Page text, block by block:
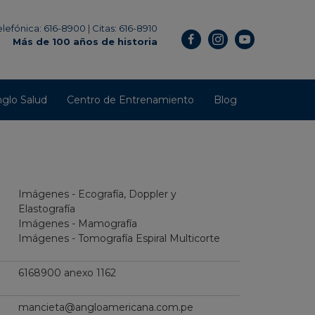
616-8900 | Citas: 616-8910
Más de 100 años de historia
Salud Centro de Entrenamiento Blog
Imágenes - Ecografía, Doppler y
Elastografía
Imágenes - Mamografía
Imágenes - Tomografía Espiral Multicorte
6168900 anexo 1162
mancieta@angloamericana.com.pe